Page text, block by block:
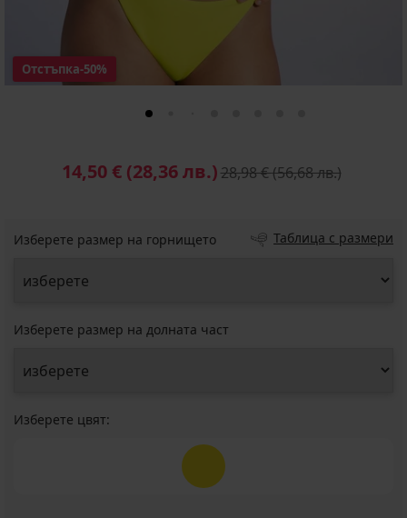
Отстъпка-50%
14,50 € (28,36 лв.)28,98 €(56,68 лв.)
Изберете размер на горнището Таблица с размери
Изберете размер на долната част
Изберете цвят: